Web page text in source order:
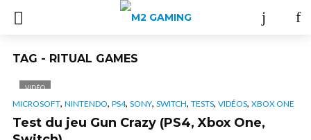
TAG - RITUAL GAMES
VIDÉO
MICROSOFT, NINTENDO, PS4, SONY, SWITCH, TESTS, VIDÉOS, XBOX ONE
Test du jeu Gun Crazy (PS4, Xbox One,